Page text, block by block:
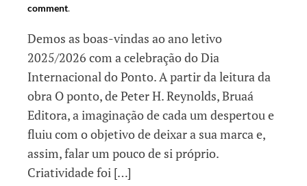
comment.
Demos as boas-vindas ao ano letivo
2025/2026 com a celebração do Dia
Internacional do Ponto. A partir da leitura da
obra O ponto, de Peter H. Reynolds, Bruaá
Editora, a imaginação de cada um despertou e
fluiu com o objetivo de deixar a sua marca e,
assim, falar um pouco de si próprio.
Criatividade foi […]